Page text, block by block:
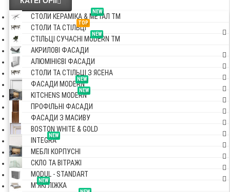
NEW
СТОЛИ КЕРАМІКА & МЕТАЛ TM
TOP
СТОЛИ ТА СТІЛЬЦІ
NEW
СТІЛЬЦІ СУЧАСНІ MODERN TM
АКРИЛОВІ ФАСАДИ
АЛЮМІНІЄВІ ФАСАДИ
СТОЛИ ТА СТІЛЬЦІ З ЯСЕНА
NEW
ФАСАДИ MODERN
NEW
KITCHENS MODERN
ПРОФІЛЬНІ ФАСАДИ
ФАСАДИ З МАСИВУ
BOSTON WHITE & GOLD
NEW
INTEGRA
МЕБЛІ КОРПУСНІ
СКЛО ТА ВІТРАЖІ
MODUL - STANDART
NEW
М'ЯКІ ЛІЖКА